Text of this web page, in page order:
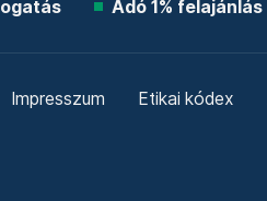
Adó 1% felajánlás
Impresszum Etikai kódex